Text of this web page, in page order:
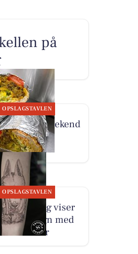
på
OPSLAGSTAVLEN
at Weekend
bor på
27A
OPSLAGSTAVLEN
96 Aalborg viser
med
elementer